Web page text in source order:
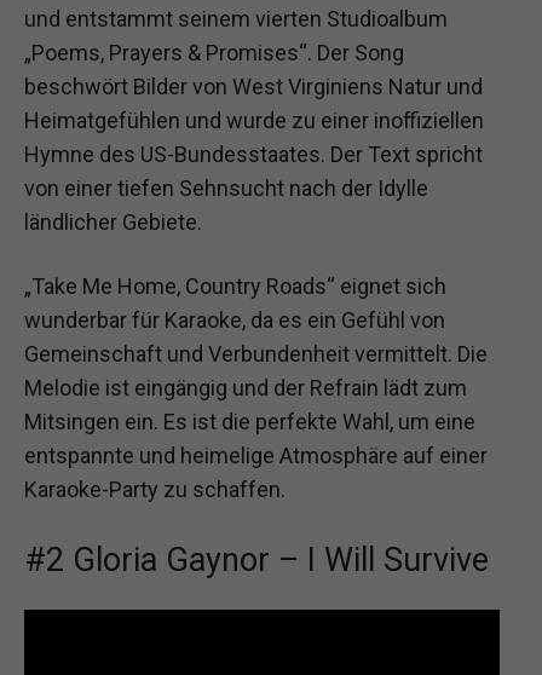
und entstammt seinem vierten Studioalbum
„Poems, Prayers & Promises“. Der Song
beschwört Bilder von West Virginiens Natur und
Heimatgefühlen und wurde zu einer inoffiziellen
Hymne des US-Bundesstaates. Der Text spricht
von einer tiefen Sehnsucht nach der Idylle
ländlicher Gebiete.
„Take Me Home, Country Roads“ eignet sich
wunderbar für Karaoke, da es ein Gefühl von
Gemeinschaft und Verbundenheit vermittelt. Die
Melodie ist eingängig und der Refrain lädt zum
Mitsingen ein. Es ist die perfekte Wahl, um eine
entspannte und heimelige Atmosphäre auf einer
Karaoke-Party zu schaffen.
#2 Gloria Gaynor – I Will Survive